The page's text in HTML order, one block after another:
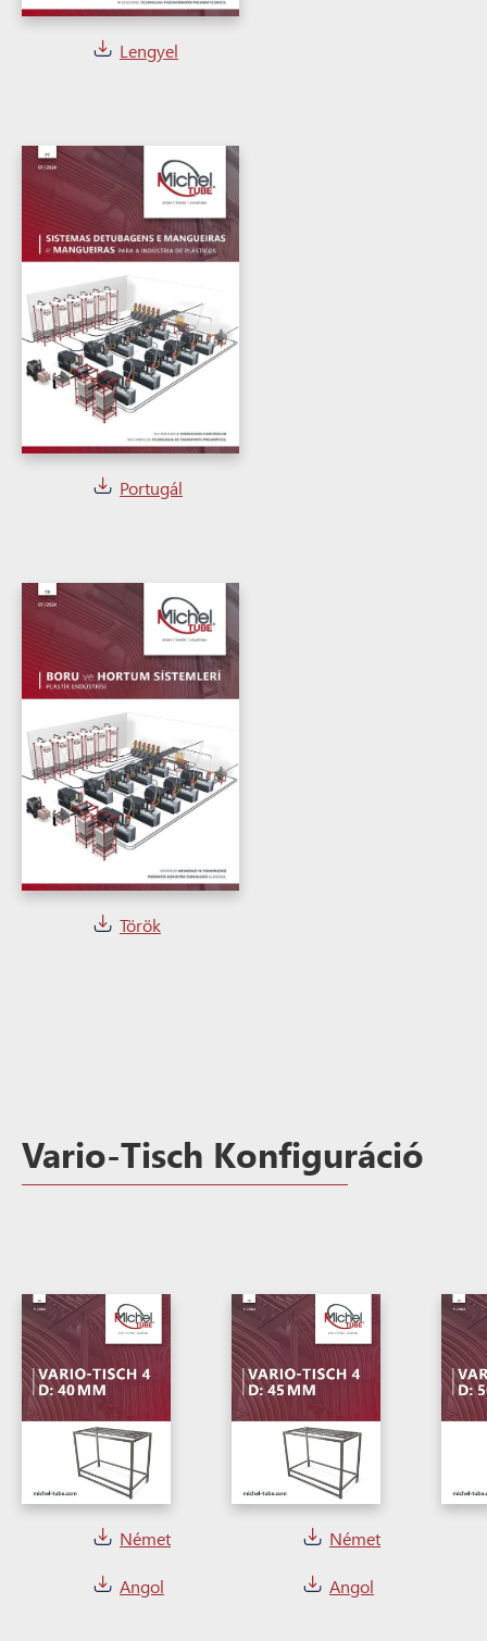
Lengyel
Portugál
Török
Vario-Tisch Konfiguráció
Német
Angol
Német
Angol